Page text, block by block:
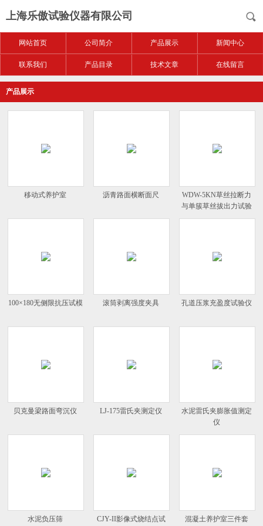
上海乐傲试验仪器有限公司
网站首页 公司简介 产品展示 新闻中心
联系我们 产品目录 技术文章 在线留言
产品展示
移动式养护室 沥青路面横断面尺
WDW-5KN草丝拉断力
与单簇草丝拔出力试验
机
100×180无侧限抗压试模 滚筒剥离强度夹具 孔道压浆充盈度试验仪
贝克曼梁路面弯沉仪 LJ-175雷氏夹测定仪
水泥雷氏夹膨胀值测定
仪
水泥负压筛
CJY-II影像式烧结点试
混凝土养护室三件套